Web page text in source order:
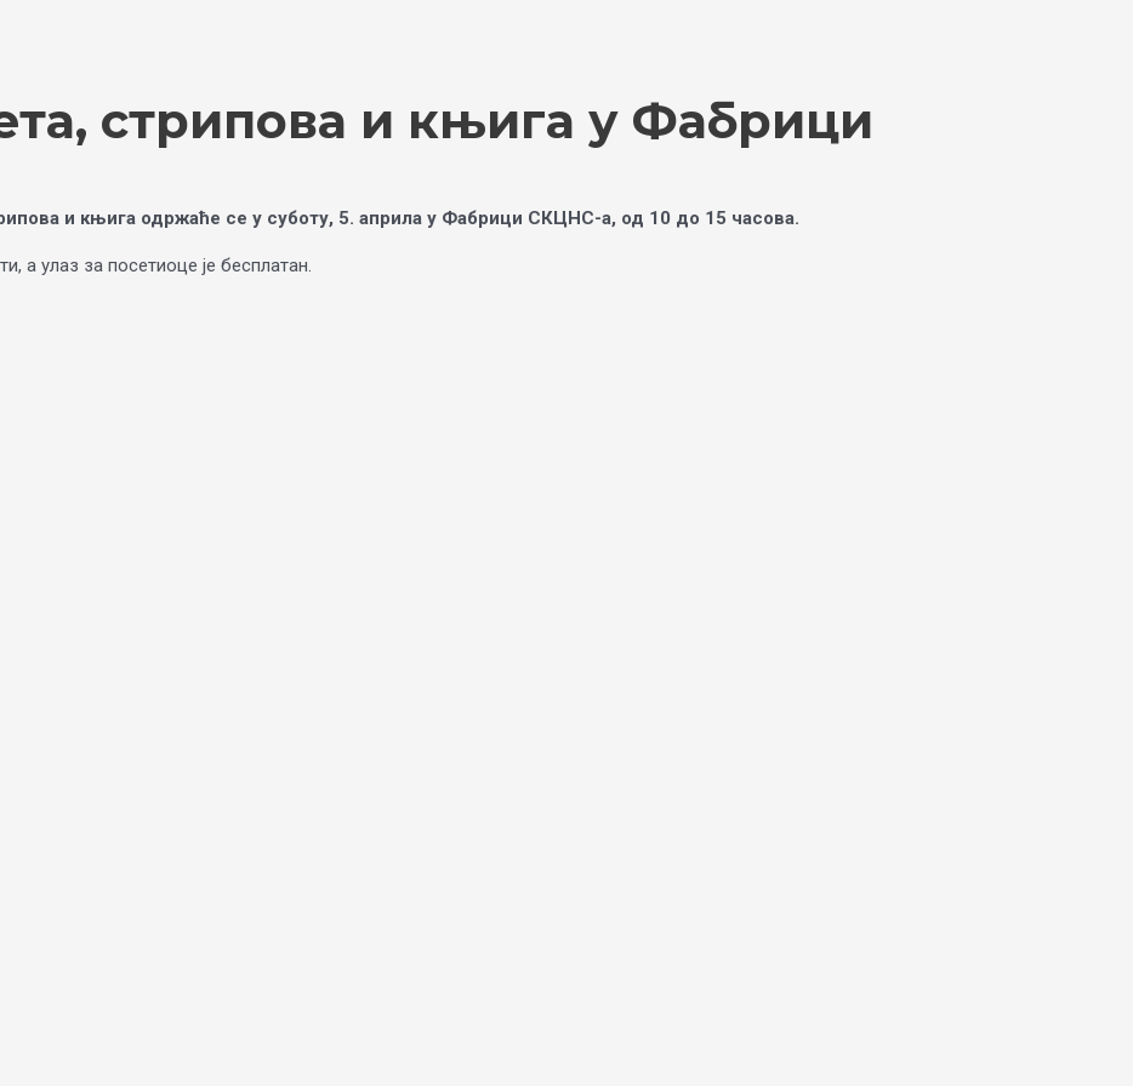
стрипова и књига у Фабрици
и књига одржаће се у суботу, 5. априла у Фабрици СКЦНС-а, од 10 до 15 часова.
а улаз за посетиоце је бесплатан.